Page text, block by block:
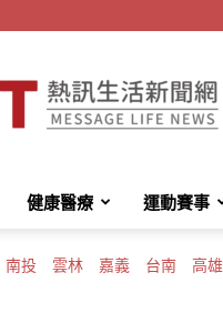
HotMessage
健康醫療 運動賽事
南投 雲林 嘉義 台南 高雄